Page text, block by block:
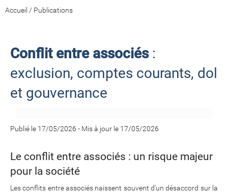
Accueil / Publications
Conflit entre associés:
exclusion, comptes courants, dol
et gouvernance
Publié le 17/05/2026 - Mis à jour le 17/05/2026
Le conflit entre associés : un risque majeur
pour la société
Les conflits entre associés naissent souvent d’un désaccord sur la